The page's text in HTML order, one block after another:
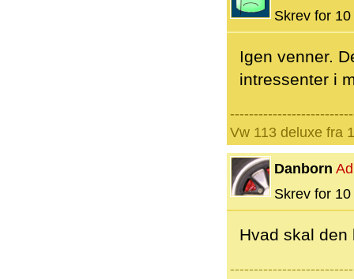
Skrev for
Igen venner.
intressenter i
Vw 113 deluxe fra
Danborn
Skrev for
Hvad skal den